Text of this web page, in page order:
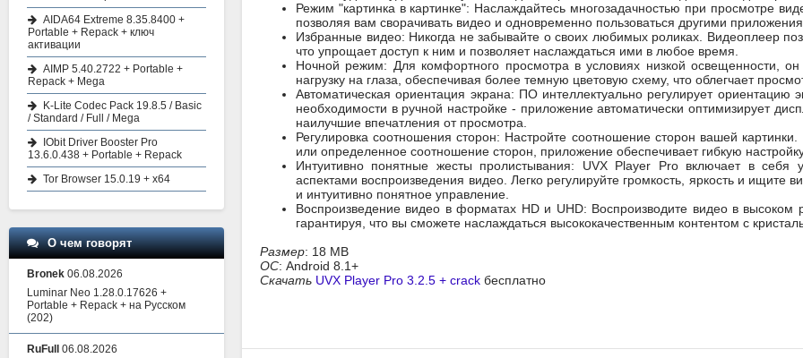
Режим "картинка в картинке": Наслаждайтесь многозадачностью при просмотре
позволяя вам сворачивать видео и одновременно пользоваться другими
Избранные видео: Никогда не забывайте о своих любимых роликах. Видеоплеер
что упрощает доступ к ним и позволяет наслаждаться ими в любое время.
Ночной режим: Для комфортного просмотра в условиях низкой освещенности,
нагрузку на глаза, обеспечивая более темную цветовую схему, что облегчает
Автоматическая ориентация экрана: ПО интеллектуально регулирует
необходимости в ручной настройке - приложение автоматически оптимизирует
наилучшие впечатления от просмотра.
Регулировка соотношения сторон: Настройте соотношение сторон вашей
или определенное соотношение сторон, приложение обеспечивает гибкую
Интуитивно понятные жесты пролистывания: UVX Player Pro включает в
аспектами воспроизведения видео. Легко регулируйте громкость, яркость и
и интуитивно понятное управление.
Воспроизведение видео в форматах HD и UHD: Воспроизводите видео в
гарантируя, что вы сможете наслаждаться высококачественным контентом с
Размер: 18 MB
ОС: Android 8.1+
Скачать UVX Player Pro 3.2.5 + crack бесплатно
AIDA64 Extreme 8.35.8400 +
Portable + Repack + ключ
активации
AIMP 5.40.2722 + Portable +
Repack + Mega
K-Lite Codec Pack 19.8.5 / Basic
/ Standard / Full / Mega
IObit Driver Booster Pro
13.6.0.438 + Portable + Repack
Tor Browser 15.0.19 + x64
О чем говорят
Bronek 06.08.2026
Luminar Neo 1.28.0.17626 +
Portable + Repack + на Русском
(202)
RuFull
06.08.2026